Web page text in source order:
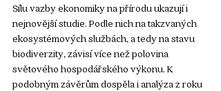
Sílu vazby ekonomiky na přírodu ukazují i
nejnovější studie. Podle nich na takzvaných
ekosystémových službách, a tedy na stavu
biodiverzity, závisí více než polovina
světového hospodářského výkonu. K
podobným závěrům dospěla i analýza z roku